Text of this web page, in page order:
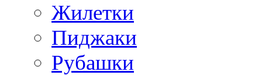
Жилетки
Пиджаки
Рубашки